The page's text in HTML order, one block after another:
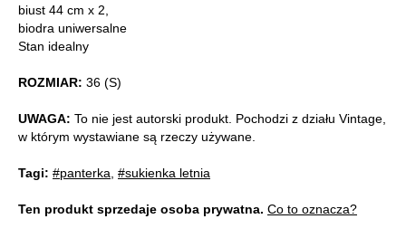
biust 44 cm x 2,
biodra uniwersalne
Stan idealny
ROZMIAR: 36 (S)
UWAGA: To nie jest autorski produkt. Pochodzi z działu Vintage,
w którym wystawiane są rzeczy używane.
Tagi: #panterka #sukienka letnia
Ten produkt sprzedaje osoba prywatna. Co to oznacza?